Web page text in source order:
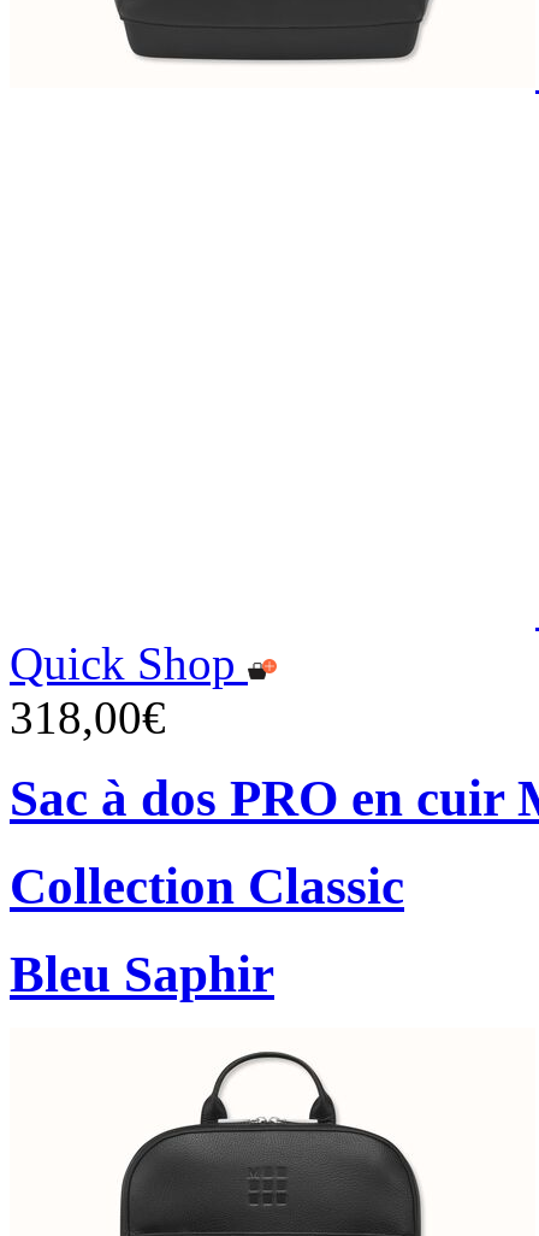
Quick Shop
318,00€
Sac à dos PRO en cuir
Collection Classic
Bleu Saphir